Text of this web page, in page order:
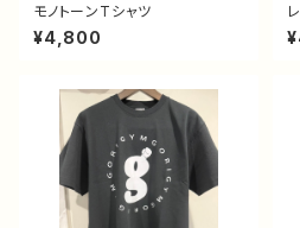
モノトーンTシャツ
¥4,800